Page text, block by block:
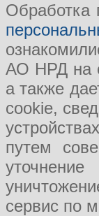
Обработка
АО НРД на
а также
cookie,
путем
сервис по